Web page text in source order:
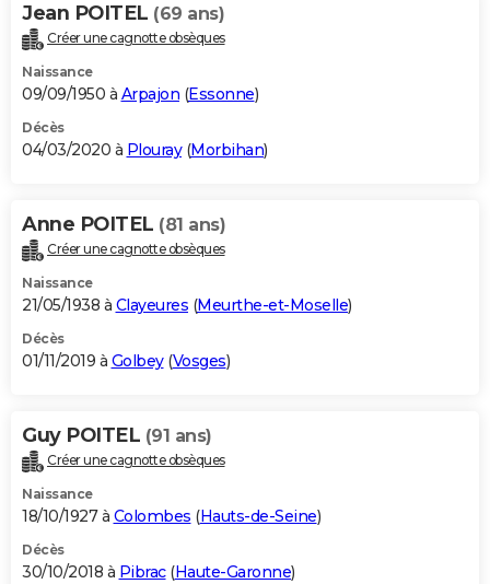
Jean POITEL (69 ans)
Créer une cagnotte obsèques
Naissance
09/09/1950 à Arpajon (Essonne)
Décès
04/03/2020 à Plouray(Morbihan)
Anne POITEL (81 ans)
Créer une cagnotte obsèques
Naissance
21/05/1938 à Clayeures (Meurthe-et-Moselle)
Décès
01/11/2019 à Golbey(Vosges)
Guy POITEL (91 ans)
Créer une cagnotte obsèques
Naissance
18/10/1927 à Colombes (Hauts-de-Seine)
Décès
30/10/2018 à Pibrac(Haute-Garonne)